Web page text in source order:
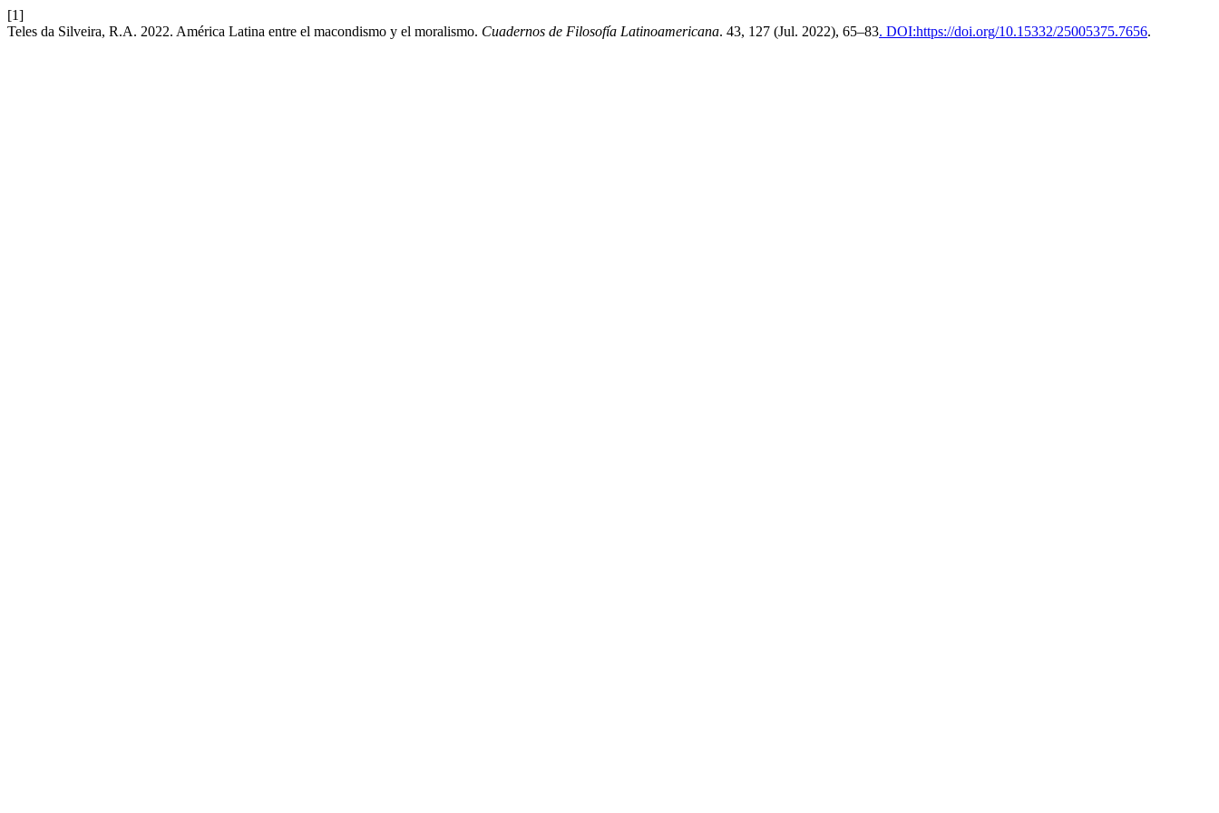
[1]
Teles da Silveira, R.A. 2022. América Latina entre el macondismo y el moralismo. Cuadernos de Filosofía Latinoamericana. 43, 127 (Jul. 2022), 65–83. DOI:https://doi.org/10.15332/25005375.7656.